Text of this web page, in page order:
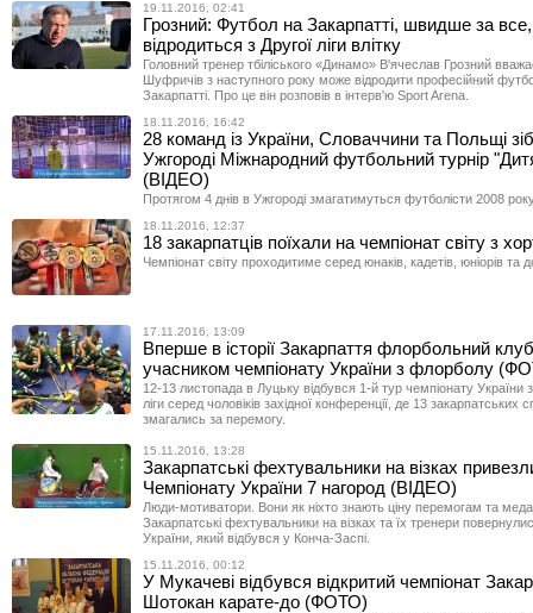
19.11.2016, 02:41
Грозний: Футбол на Закарпатті, швидше за все,
відродиться з Другої ліги влітку
Головний тренер тбіліського «Динамо» В'ячеслав Грозний
Шуфричів з наступного року може відродити професійний
Закарпатті. Про це він розповів в інтерв'ю Sport Arena.
18.11.2016, 16:42
28 команд із України, Словаччини та Польщі
Ужгороді Міжнародний футбольний турнір
(ВІДЕО)
Протягом 4 днів в Ужгороді змагатимуться футболісти 2008
18.11.2016, 12:37
18 закарпатців поїхали на чемпіонат світу з
Чемпіонат світу проходитиме серед юнаків, кадетів, юніорів та
17.11.2016, 13:09
Вперше в історії Закарпаття флорбольний
учасником чемпіонату України з флорболу
12-13 листопада в Луцьку відбувся 1-й тур чемпіонату України
ліги серед чоловіків західної конференції, де 13 закарпатських
змагались за перемогу.
15.11.2016, 13:28
Закарпатські фехтувальники на візках
Чемпіонату України 7 нагород (ВІДЕО)
Люди-мотиватори. Вони як ніхто знають ціну перемогам та
Закарпатські фехтувальники на візках та їх тренери
України, який відбувся у Конча-Заспі.
15.11.2016, 00:12
У Мукачеві відбувся відкритий чемпіонат
Шотокан карате-до (ФОТО)